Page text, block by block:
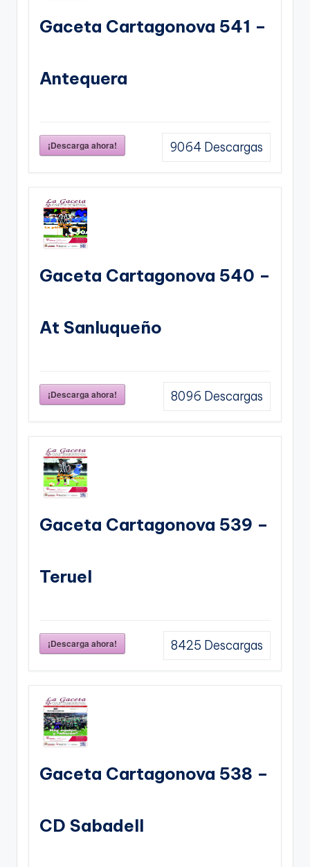
Gaceta Cartagonova 541 –
Antequera
¡Descarga ahora! 9064 Descargas
Gaceta Cartagonova 540 –
At Sanluqueño
¡Descarga ahora! 8096 Descargas
Gaceta Cartagonova 539 –
Teruel
¡Descarga ahora! 8425 Descargas
Gaceta Cartagonova 538 –
CD Sabadell